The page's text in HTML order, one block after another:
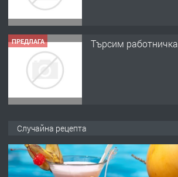
ПРЕДЛАГА Търсим работничка
Случайна рецепта